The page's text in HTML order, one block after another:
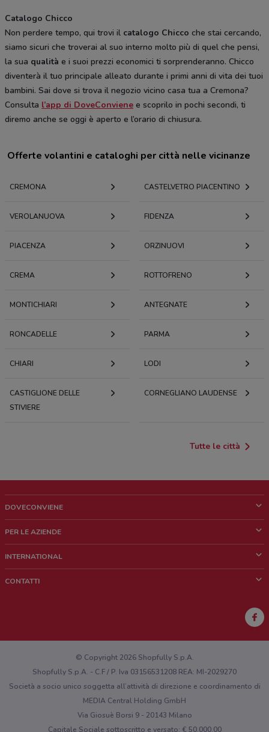
Catalogo Chicco
Non perdere tempo, qui trovi il catalogo Chicco che stai cercando,
siamo sicuri che troverai al suo interno molto più di quel che pensi,
la sua qualità e i suoi prezzi economici ti sorprenderanno. Chicco
diventerà il tuo principale alleato durante i primi anni di vita dei tuoi
bambini. Sai dove si trova il negozio vicino casa tua a Cremona?
Consulta l’app di DoveConviene e scoprilo in pochi secondi, ti
diremo anche se oggi è aperto e l’orario di chiusura.
Offerte volantini e cataloghi per città nelle vicinanze
CREMONA CASTELVETRO PIACENTINO
VEROLANUOVA FIDENZA
PIACENZA ORZINUOVI
CREMA ROTTOFRENO
MONTICHIARI ANTEGNATE
RONCADELLE PARMA
CHIARI LODI
CASTIGLIONE DELLE
STIVIERE
CORNEGLIANO LAUDENSE
Tutte le città
DOVECONVIENE
Chi siamo
Lavora con noi
PER LE AZIENDE
Richieste commerciali e marketing
INTERNATIONAL
CONTATTI
Hai un malfunzionamento sul web o sull'app?
© Copyright 2026 Shopfully S.p.A.
Shopfully S.p.A. - C.F / P. Iva 03156531208 REA: MI-2029270
Società a socio unico soggetta all’attività di direzione e coordinamento di
MEDIA Central Holding GmbH
Via Giosuè Borsi 9 - 20143 Milano
Capitale Sociale sottoscritto e versato: € 50.000,00